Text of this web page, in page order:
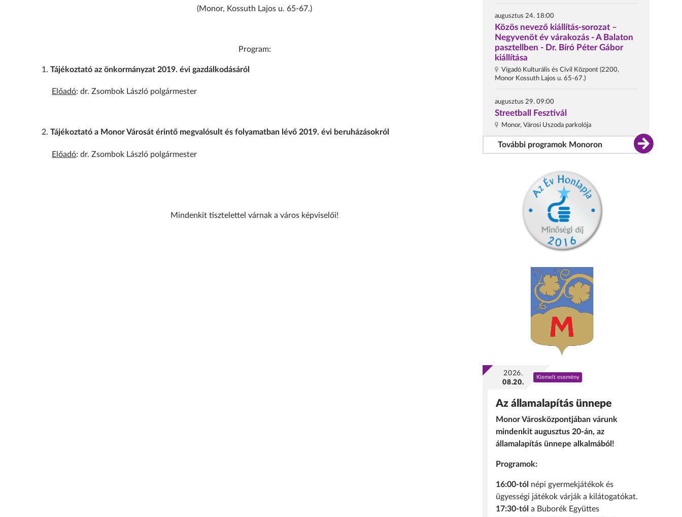
(Monor, Kossuth Lajos u. 65-67.)
Program:
Tájékoztató az önkormányzat 2019. évi gazdálkodásáról
Előadó: dr. Zsombok László polgármester
Tájékoztató a Monor Városát érintő megvalósult és folyamatban lévő 2019. évi beruházásokról
Előadó: dr. Zsombok László polgármester
Mindenkit tisztelettel várnak a város képviselői!
augusztus 24. 18:00
Közös nevező kiállítás-sorozat –
Negyvenöt év várakozás - A Balaton
pasztellben - Dr. Bíró Péter Gábor
kiállítása
Vigadó Kulturális és Civil Központ (2200,
Monor Kossuth Lajos u. 65-67.)
augusztus 29. 09:00
Streetball Fesztivál
Monor, Városi Uszoda parkolója
További programok Monoron
2026.
08.20.
Kiemelt esemény
Az államalapítás ünnepe
Monor Városközpontjában várunk
mindenkit augusztus 20-án, az
államalapítás ünnepe alkalmából!
Programok:
16:00-tól népi gyermekjátékok és
ügyességi játékok várják a kilátogatókat.
17:30-tól a Buborék Együttes